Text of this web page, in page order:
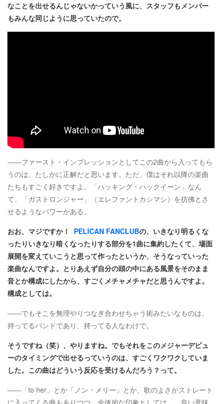
なことを出せるんじゃないかっていう風に、スタッフもメンバー
もみんな同じように思っていたので。
――ファースト・インプレッションとしてこの2曲から入ってもら
うのは、たしかに正解だと思います。ただ、僕はそれ以降の楽曲
たちもすごく好きですよ。「ハッキング・ハックイーン」なん
て、「ガストロンジャー」（エレファントカシマシ）を彷彿とさ
せるようなパワーがある。
おお、マジですか！ PELICAN FANCLUBの、いきなり明るくな
ったりいきなり暗くなったりする部分を1曲に集約したくて、場面
展開を変えていこうと思って作ったというか、そうなっていった
楽曲なんですよ。とりあえず自分の頭の中にある風景をそのまま
音とか構成にしたから、すごくメチャメチャだと思うんですよ。
構成としては。
――でもそこを無理やりつなぎ合わせちゃう術みたいなものは、
持ってるバンドであり、持ってる人なわけで。
そうですね（笑）、やりますね。でもそれをこのメジャーデビュ
ーのタイミングで出せるっていうのは、すごくワクワクしていま
した。この曲はどういう反応を受けるんだろう？って。
――「to her」とか「ノン・メリー」とか、歌のよさがストレート